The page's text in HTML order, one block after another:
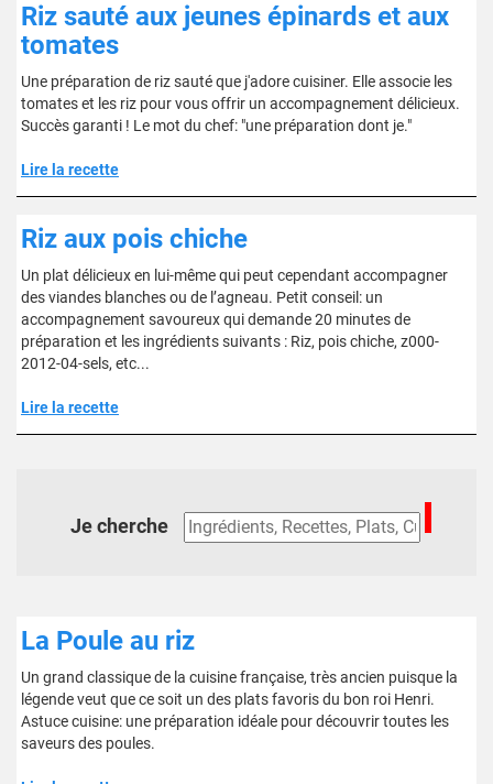
Riz sauté aux jeunes épinards et aux
tomates
Une préparation de riz sauté que j'adore cuisiner. Elle associe les
tomates et les riz pour vous offrir un accompagnement délicieux.
Succès garanti ! Le mot du chef: "une préparation dont je."
Lire la recette
Riz aux pois chiche
Un plat délicieux en lui-même qui peut cependant accompagner
des viandes blanches ou de l’agneau. Petit conseil: un
accompagnement savoureux qui demande 20 minutes de
préparation et les ingrédients suivants : Riz, pois chiche, z000-
2012-04-sels, etc...
Lire la recette
Je cherche
La Poule au riz
Un grand classique de la cuisine française, très ancien puisque la
légende veut que ce soit un des plats favoris du bon roi Henri.
Astuce cuisine: une préparation idéale pour découvrir toutes les
saveurs des poules.